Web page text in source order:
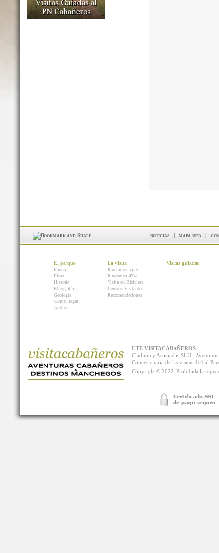
noticias | mapa web |
El parque
Fauna
Flora
Historia
Etnografía
Geología
Como llegar
Audios
La visita
Itinerarios a pie
Itinerarios 4X4
Visita en Bicicleta
Centros Visitantes
Recomendaciones
Visitas guiadas
UTE VISITACABAÑEROS
Cladium y Asociados SLU -
Concesionaria de las visitas 4x4 al
Copyright © 2022. Prohibida la